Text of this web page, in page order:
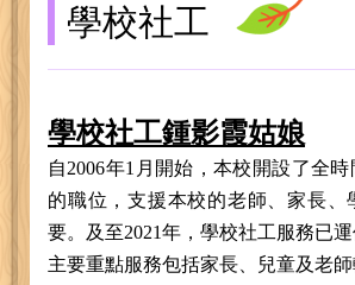
學校社工
學校社工鍾影霞姑娘
自2006年1月開始，本校開設了全
的職位，支援本校的老師、家長、
要。及至2021年，學校社工服務已
主要重點服務包括家長、兒童及老